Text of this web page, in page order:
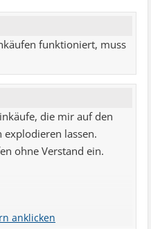
funktioniert, muss
die mir auf den
explodieren lassen.
ohne Verstand ein.
für die Woche,